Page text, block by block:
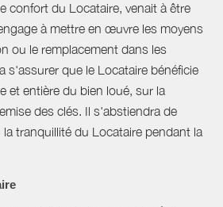
confort du Locataire, venait à être
à mettre en œuvre les moyens
ou le remplacement dans les
s'assurer que le Locataire bénéficie
et entière du bien loué, sur la
des clés. Il s'abstiendra de
tranquillité du Locataire pendant la